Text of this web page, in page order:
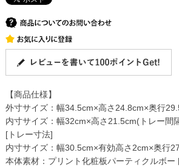
【商品仕様】
外寸サイズ：幅34.5cm×高さ24.8cm×奥行
内寸サイズ：幅32cm×高さ21.5cm(トレー間
[トレー寸法]
内寸サイズ：幅30.5cm×有効高さ2cm×奥行
本体素材：プリント化粧板パーティクルボー